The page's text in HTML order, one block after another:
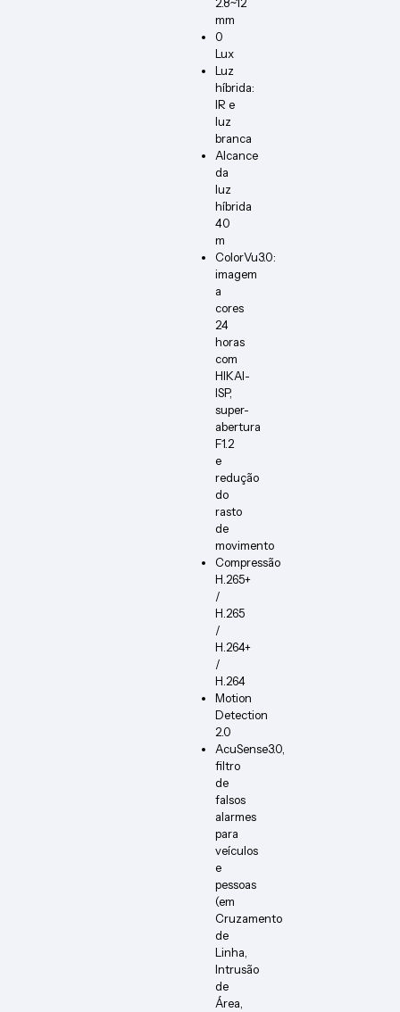
mm
0
Lux
Luz
híbrida:
IR e
luz
branca
Alcance
da
luz
híbrida
40
m
ColorVu3.0:
imagem
a
cores
24
horas
com
HIKAI-
ISP,
super-
abertura
F1.2
e
redução
do
rasto
de
movimento
Compressão
H.265+
/
H.265
/
H.264+
/
H.264
Motion
Detection
2.0
AcuSense3.0,
filtro
de
falsos
alarmes
para
veículos
e
pessoas
(em
Cruzamento
de
Linha,
Intrusão
de
Área,